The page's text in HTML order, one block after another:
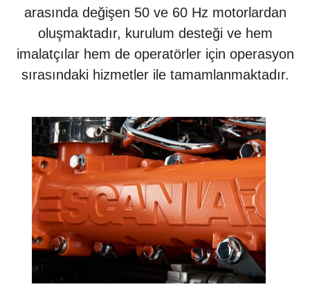
arasında değişen 50 ve 60 Hz motorlardan
oluşmaktadır, kurulum desteği ve hem
imalatçılar hem de operatörler için operasyon
sırasındaki hizmetler ile tamamlanmaktadır.